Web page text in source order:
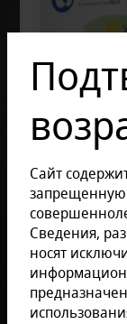
Сайт
запрещенную
Сведения,
носят